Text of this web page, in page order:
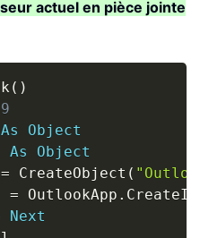
actuel en pièce jointe
( )
As
Object
As
Object
= CreateObject (
= OutlookApp .
Next